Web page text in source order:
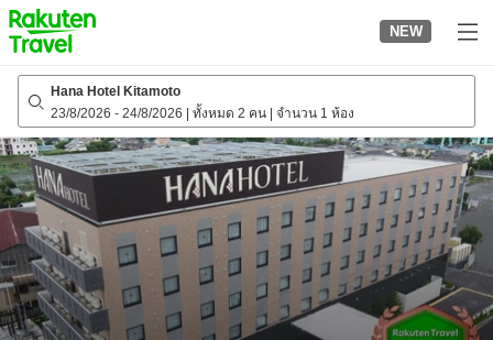
to
top
page
NEW
Hana Hotel Kitamoto
23/8/2026 - 24/8/2026 ทั้งหมด 2 คน จำนวน 1 ห้อง